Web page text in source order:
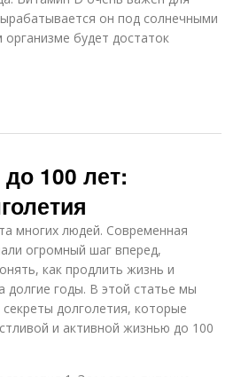
он под солнечными
будет достаток
100 лет:
многих людей. Современная
огромный шаг вперед,
как продлить жизнь и
долгие годы. В этой статье мы
долголетия, которые
и активной жизнью до 100